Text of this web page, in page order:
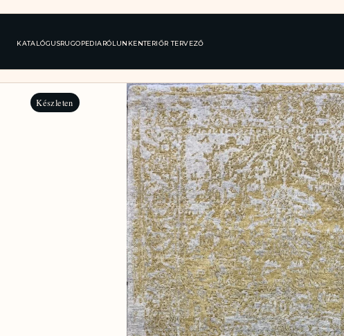
KATALÓGUSRUGOPEDIARÓLUNKENTERIŐR TERVEZŐ
Készleten